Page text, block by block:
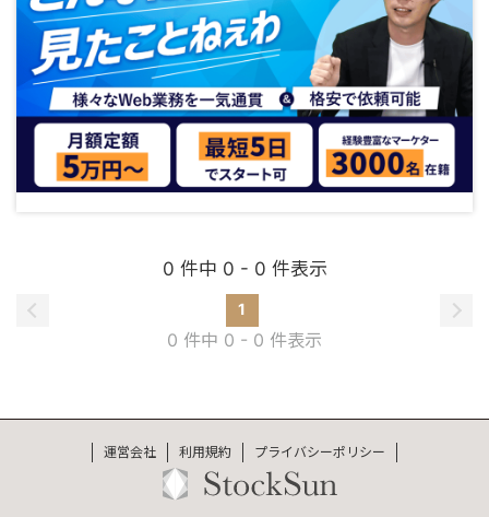
0 件中 0 - 0 件表示
1
0 件中 0 - 0 件表示
運営会社 利用規約 プライバシーポリシー